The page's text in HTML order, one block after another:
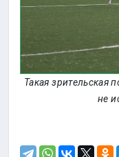
Такая зрительская
не